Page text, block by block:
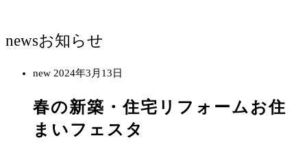
newsお知らせ
new 2024年3月13日
春の新築・住宅リフォームお住
まいフェスタ